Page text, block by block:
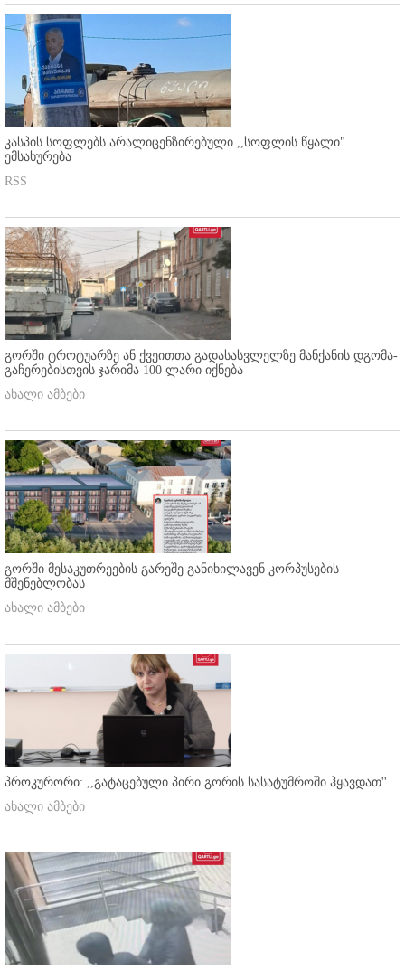
კასპის სოფლებს არალიცენზირებული ,,სოფლის წყალი"
ემსახურება
RSS
გორში ტროტუარზე ან ქვეითთა გადასასვლელზე მანქანის დგომა-
გაჩერებისთვის ჯარიმა 100 ლარი იქნება
ახალი ამბები
გორში მესაკუთრეების გარეშე განიხილავენ კორპუსების
მშენებლობას
ახალი ამბები
პროკურორი: ,,გატაცებული პირი გორის სასატუმროში ჰყავდათ''
ახალი ამბები